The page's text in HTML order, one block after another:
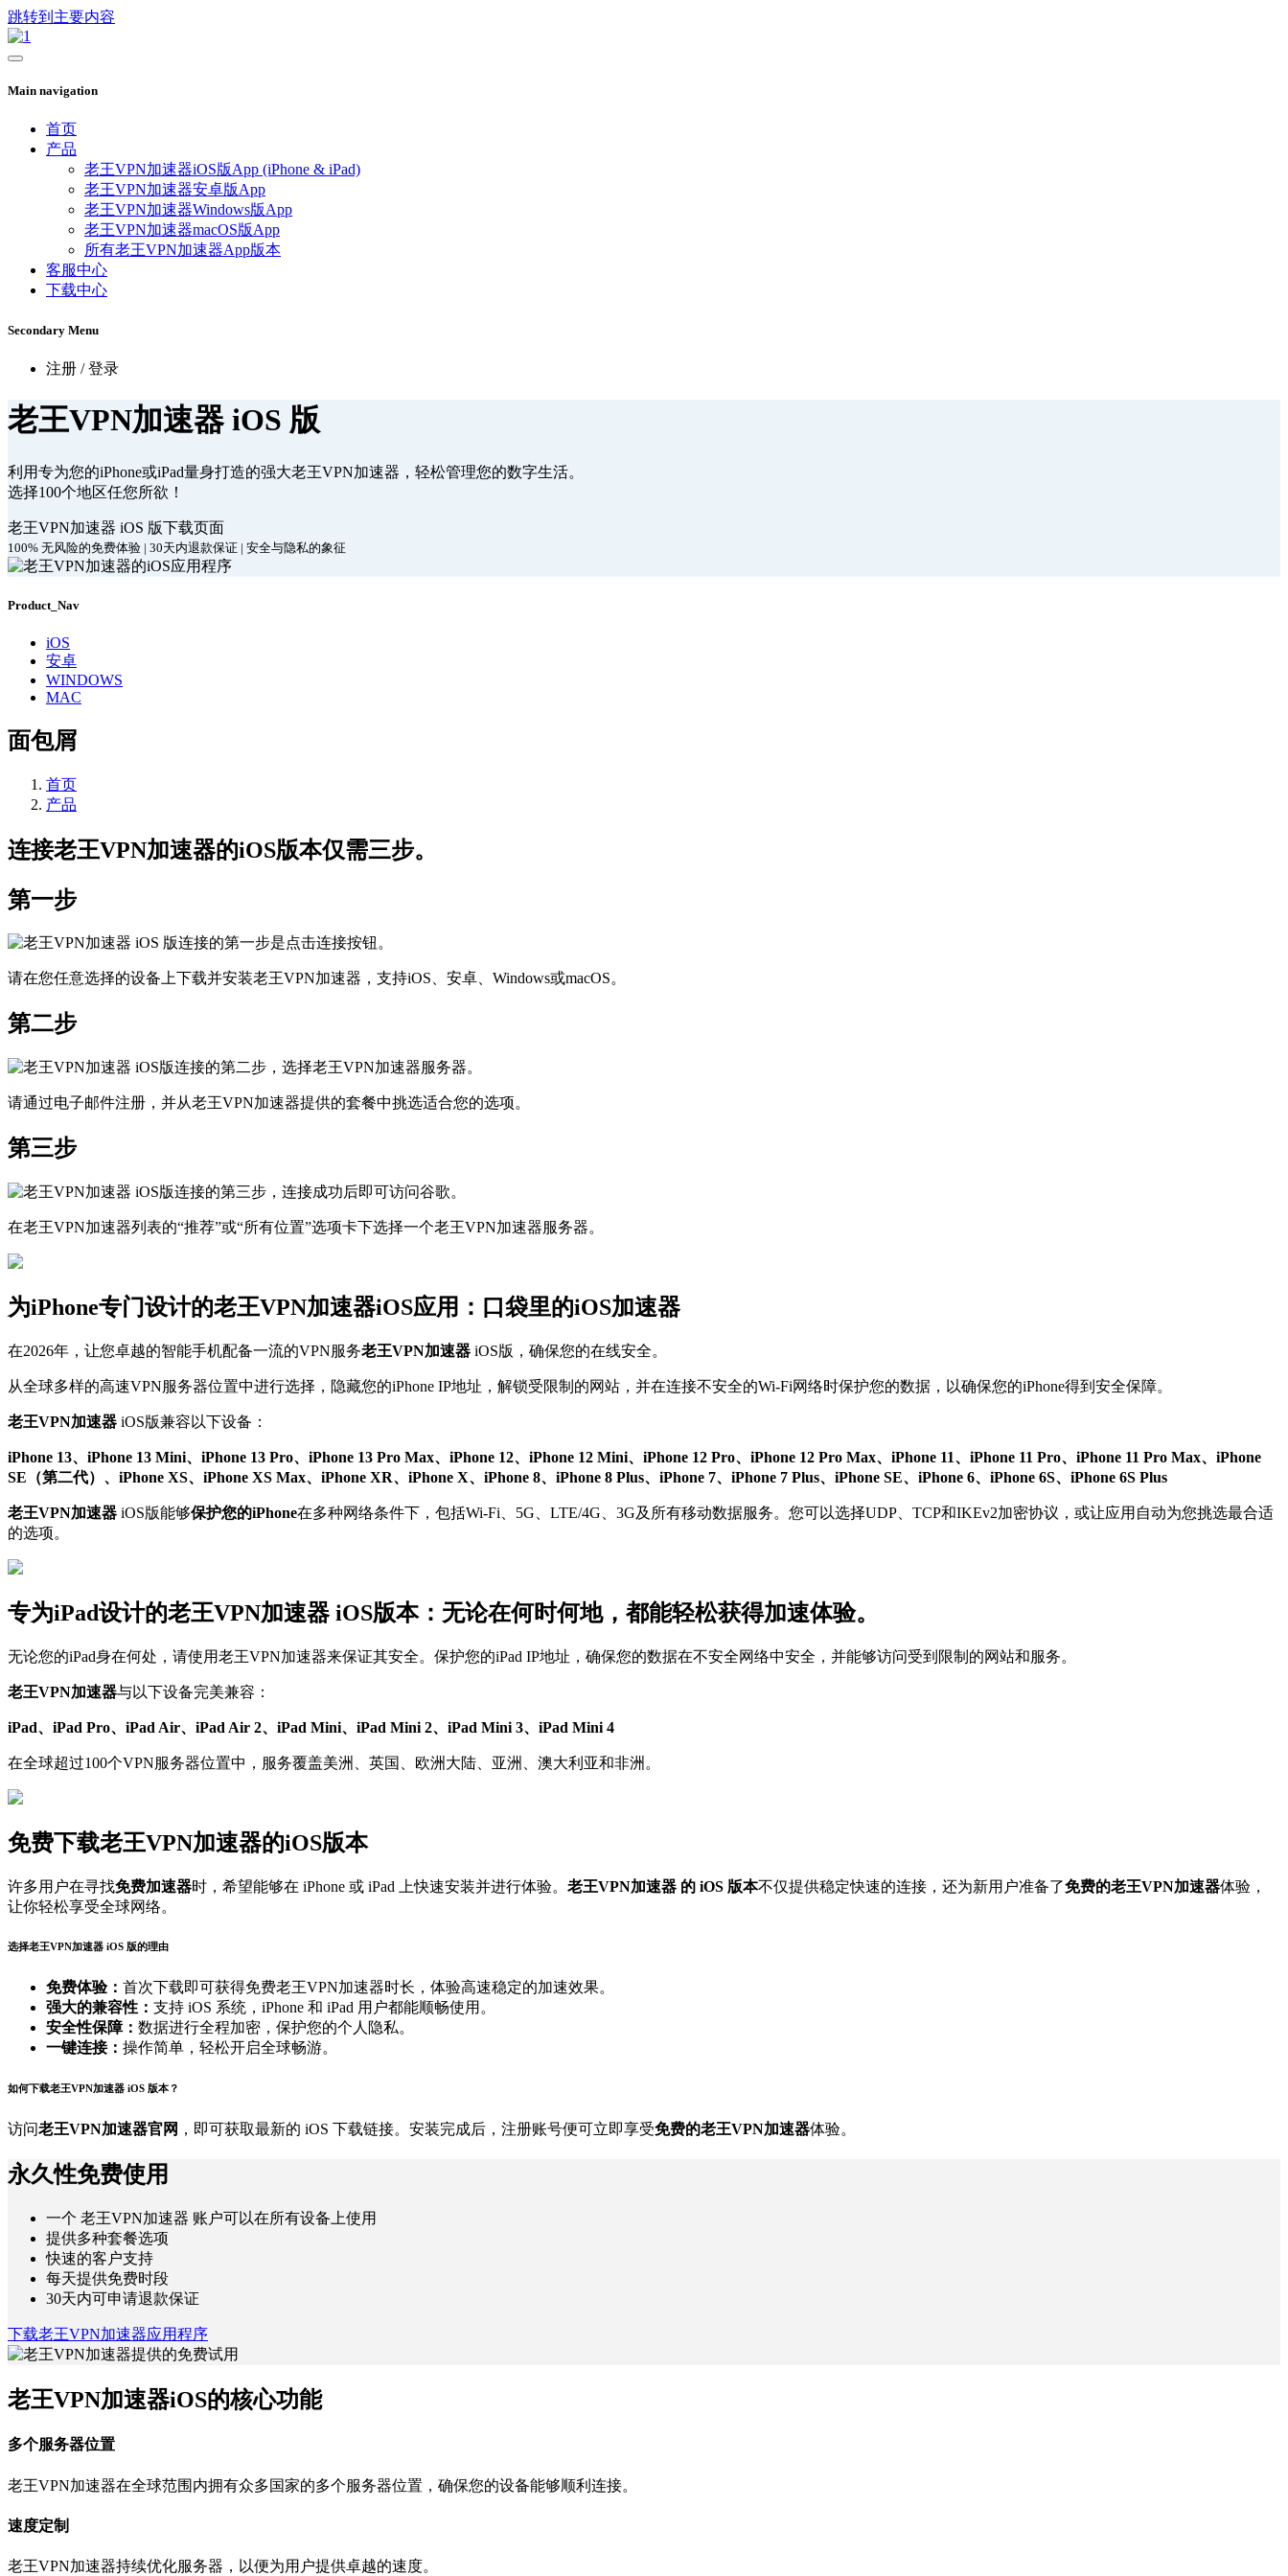
跳转到主要内容
Main navigation
首页
产品
老王VPN加速器iOS版App (iPhone & iPad)
老王VPN加速器安卓版App
老王VPN加速器Windows版App
老王VPN加速器macOS版App
所有老王VPN加速器App版本
客服中心
下载中心
Secondary Menu
注册 / 登录
老王VPN加速器 iOS 版
利用专为您的iPhone或iPad量身打造的强大老王VPN加速器，轻松管理您的数字生活。
选择100个地区任您所欲！
老王VPN加速器 iOS 版下载页面
100% 无风险的免费体验 | 30天内退款保证 | 安全与隐私的象征
Product_Nav
iOS
安卓
WINDOWS
MAC
面包屑
首页
产品
连接老王VPN加速器的iOS版本仅需三步。
第一步
请在您任意选择的设备上下载并安装老王VPN加速器，支持iOS、安卓、Windows或macOS。
第二步
请通过电子邮件注册，并从老王VPN加速器提供的套餐中挑选适合您的选项。
第三步
在老王VPN加速器列表的“推荐”或“所有位置”选项卡下选择一个老王VPN加速器服务器。
为iPhone专门设计的老王VPN加速器iOS应用：口袋里的iOS加速器
在2026年，让您卓越的智能手机配备一流的VPN服务老王VPN加速器 iOS版，确保您的在线安全。
从全球多样的高速VPN服务器位置中进行选择，隐藏您的iPhone IP地址，解锁受限制的网站，并在连接不安全的Wi-Fi网络时保护您的数据，以确保您的iPhone得到安全保障。
老王VPN加速器 iOS版兼容以下设备：
iPhone 13、iPhone 13 Mini、iPhone 13 Pro、iPhone 13 Pro Max、iPhone 12、iPhone 12 Mini、iPhone 12 Pro、iPhone 12 Pro Max、iPhone 11、iPhone 11 Pro、iPhone 11 Pro Max、iPhone
SE（第二代）、iPhone XS、iPhone XS Max、iPhone XR、iPhone X、iPhone 8、iPhone 8 Plus、iPhone 7、iPhone 7 Plus、iPhone SE、iPhone 6、iPhone 6S、iPhone 6S Plus
老王VPN加速器 iOS版能够保护您的iPhone在多种网络条件下，包括Wi-Fi、5G、LTE/4G、3G及所有移动数据服务。您可以选择UDP、TCP和IKEv2加密协议，或让应用自动为您挑选最合适
的选项。
专为iPad设计的老王VPN加速器 iOS版本：无论在何时何地，都能轻松获得加速体验。
无论您的iPad身在何处，请使用老王VPN加速器来保证其安全。保护您的iPad IP地址，确保您的数据在不安全网络中安全，并能够访问受到限制的网站和服务。
老王VPN加速器与以下设备完美兼容：
iPad、iPad Pro、iPad Air、iPad Air 2、iPad Mini、iPad Mini 2、iPad Mini 3、iPad Mini 4
在全球超过100个VPN服务器位置中，服务覆盖美洲、英国、欧洲大陆、亚洲、澳大利亚和非洲。
免费下载老王VPN加速器的iOS版本
许多用户在寻找免费加速器时，希望能够在 iPhone 或 iPad 上快速安装并进行体验。 老王VPN加速器 的 iOS 版本不仅提供稳定快速的连接，还为新用户准备了免费的老王VPN加速器体验，
让你轻松享受全球网络。
选择老王VPN加速器 iOS 版的理由
免费体验： 首次下载即可获得免费老王VPN加速器时长，体验高速稳定的加速效果。
强大的兼容性： 支持 iOS 系统，iPhone 和 iPad 用户都能顺畅使用。
安全性保障： 数据进行全程加密，保护您的个人隐私。
一键连接： 操作简单，轻松开启全球畅游。
如何下载老王VPN加速器 iOS 版本？
访问老王VPN加速器官网 ，即可获取最新的 iOS 下载链接。安装完成后，注册账号便可立即享受免费的老王VPN加速器体验。
永久性免费使用
一个 老王VPN加速器 账户可以在所有设备上使用
提供多种套餐选项
快速的客户支持
每天提供免费时段
30天内可申请退款保证
下载老王VPN加速器应用程序
老王VPN加速器iOS的核心功能
多个服务器位置
老王VPN加速器在全球范围内拥有众多国家的多个服务器位置，确保您的设备能够顺利连接。
速度定制
老王VPN加速器持续优化服务器，以便为用户提供卓越的速度。